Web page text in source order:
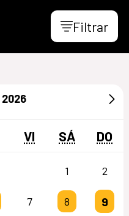
Filtrar
2026
VI SÁ DO
1 2
7 8 9